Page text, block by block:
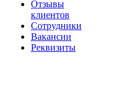
Отзывы
клиентов
Сотрудники
Вакансии
Реквизиты